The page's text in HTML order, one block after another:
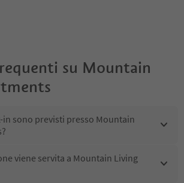
su Mountain
in sono previsti presso Mountain
viene servita a Mountain Living